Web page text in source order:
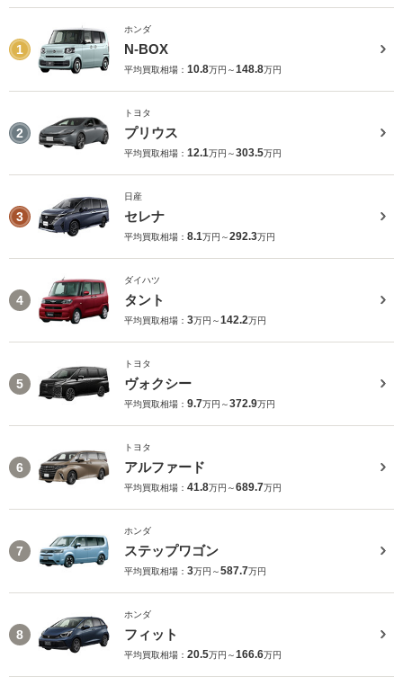
1
ホンダ
N-BOX
平均買取相場： 10.8万円～148.8万円
2
トヨタ
プリウス
平均買取相場： 12.1万円～303.5万円
3
日産
セレナ
平均買取相場： 8.1万円～292.3万円
4
ダイハツ
タント
平均買取相場： 3万円～142.2万円
5
トヨタ
ヴォクシー
平均買取相場： 9.7万円～372.9万円
6
トヨタ
アルファード
平均買取相場： 41.8万円～689.7万円
7
ホンダ
ステップワゴン
平均買取相場： 3万円～587.7万円
8
ホンダ
フィット
平均買取相場： 20.5万円～166.6万円